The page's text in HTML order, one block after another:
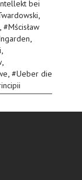
bei
,
, #Mścisław
,
,
,
, #Ueber die